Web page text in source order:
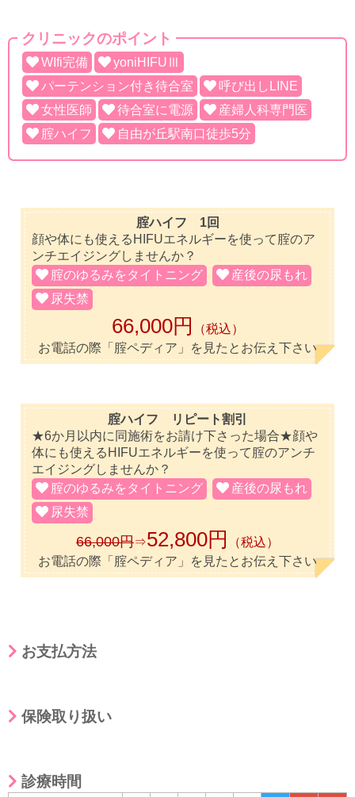
クリニックのポイント
WIfi完備
yoniHIFUⅢ
パーテンション付き待合室
呼び出しLINE
女性医師
待合室に電源
産婦人科専門医
腟ハイフ
自由が丘駅南口徒歩5分
腟ハイフ 1回
顔や体にも使えるHIFUエネルギーを使って腟のア
ンチエイジングしませんか？
腟のゆるみをタイトニング
産後の尿もれ
尿失禁
66,000円
（税込）
お電話の際「腟ペディア」を見たとお伝え下さい
腟ハイフ リピート割引
★6か月以内に同施術をお請け下さった場合★顔や
体にも使えるHIFUエネルギーを使って腟のアンチ
エイジングしませんか？
腟のゆるみをタイトニング
産後の尿もれ
尿失禁
66,000円⇒52,800円
（税込）
お電話の際「腟ペディア」を見たとお伝え下さい
お支払方法
保険取り扱い
診療時間